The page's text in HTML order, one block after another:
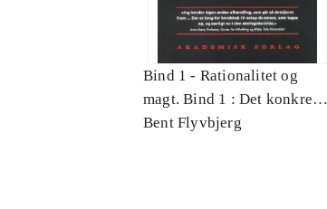
Bind 1 - Rationalitet og
magt. Bind 1 : Det konkretes
videnskab
Bent Flyvbjerg